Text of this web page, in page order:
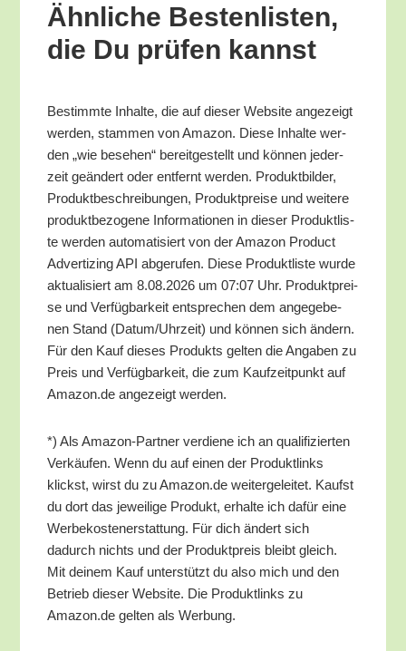
Ähn­li­che Bes­ten­lis­ten,
die Du prü­fen kannst
Bestimm­te Inhal­te, die auf die­ser Web­site ange­zeigt
wer­den, stam­men von Ama­zon. Die­se Inhal­te wer­
den „wie bese­hen“ bereit­ge­stellt und kön­nen jeder­
zeit geän­dert oder ent­fernt wer­den. Pro­dukt­bil­der,
Pro­dukt­be­schrei­bun­gen, Pro­dukt­prei­se und wei­te­re
pro­dukt­be­zo­ge­ne Infor­ma­tio­nen in die­ser Pro­dukt­lis­
te wer­den auto­ma­ti­siert von der Ama­zon Pro­duct
Adver­tiz­ing API abge­ru­fen. Die­se Pro­dukt­lis­te wur­de
aktua­li­siert am 8.08.2026 um 07:07 Uhr. Pro­dukt­prei­
se und Ver­füg­bar­keit ent­spre­chen dem ange­ge­be­
nen Stand (Datum/​Uhrzeit) und kön­nen sich ändern.
Für den Kauf die­ses Pro­dukts gel­ten die Anga­ben zu
Preis und Ver­füg­bar­keit, die zum Kauf­zeit­punkt auf
Amazon.de ange­zeigt werden.
*) Als Ama­zon-Part­ner ver­die­ne ich an qua­li­fi­zier­ten
Ver­käu­fen. Wenn du auf einen der Pro­dukt­links
klickst, wirst du zu Amazon.de wei­ter­ge­lei­tet. Kaufst
du dort das jewei­li­ge Pro­dukt, erhal­te ich dafür eine
Wer­be­kos­ten­er­stat­tung. Für dich ändert sich
dadurch nichts und der Pro­dukt­preis bleibt gleich.
Mit dei­nem Kauf unter­stützt du also mich und den
Betrieb die­ser Web­site. Die Pro­dukt­links zu
Amazon.de gel­ten als Werbung.